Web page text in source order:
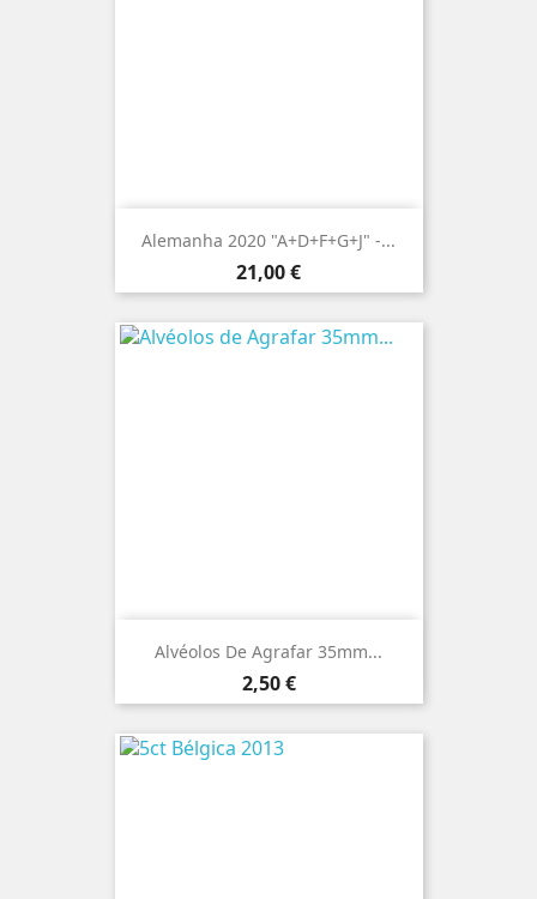
Alemanha 2020 "A+D+F+G+J" -...
Preço
21,00 €
Alvéolos De Agrafar 35mm...
Preço
2,50 €